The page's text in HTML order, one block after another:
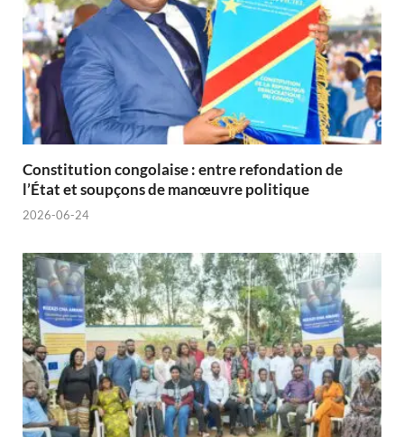
Constitution congolaise : entre refondation de
l’État et soupçons de manœuvre politique
2026-06-24